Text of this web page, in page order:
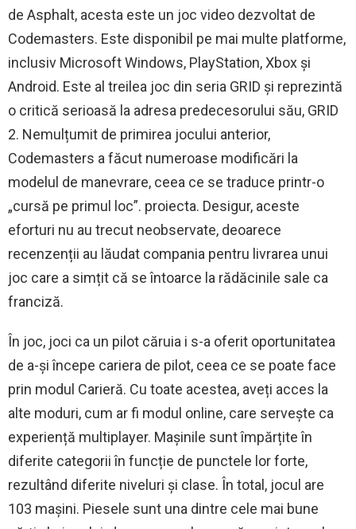
de Asphalt, acesta este un joc video dezvoltat de
Codemasters. Este disponibil pe mai multe platforme,
inclusiv Microsoft Windows, PlayStation, Xbox și
Android. Este al treilea joc din seria GRID și reprezintă
o critică serioasă la adresa predecesorului său, GRID
2. Nemulțumit de primirea jocului anterior,
Codemasters a făcut numeroase modificări la
modelul de manevrare, ceea ce se traduce printr-o
„cursă pe primul loc”. proiecta. Desigur, aceste
eforturi nu au trecut neobservate, deoarece
recenzenții au lăudat compania pentru livrarea unui
joc care a simțit că se întoarce la rădăcinile sale ca
franciză.
În joc, joci ca un pilot căruia i s-a oferit oportunitatea
de a-și începe cariera de pilot, ceea ce se poate face
prin modul Carieră. Cu toate acestea, aveți acces la
alte moduri, cum ar fi modul online, care servește ca
experiență multiplayer. Mașinile sunt împărțite în
diferite categorii în funcție de punctele lor forte,
rezultând diferite niveluri și clase. În total, jocul are
103 mașini. Piesele sunt una dintre cele mai bune